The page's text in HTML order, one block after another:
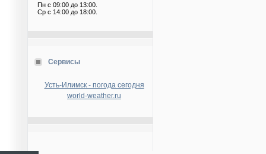
Пн с 09:00 до 13:00.
Ср с 14:00 до 18:00.
Сервисы
Усть-Илимск - погода сегодня
world-weather.ru